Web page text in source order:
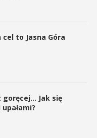
to Jasna Góra
goręcej… Jak się